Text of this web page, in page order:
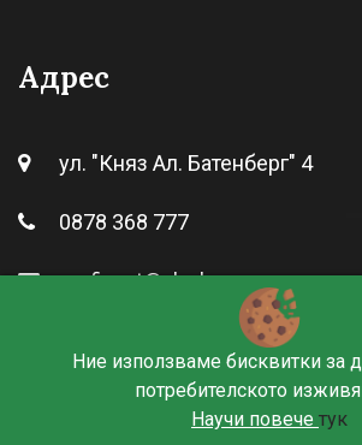
Ние използваме бисквитки за
потребителското
Научи повече тук
Адрес
ул. "Княз Ал. Батенберг" 4
0878 368 777
profix_vt@abv.bg
Пон - Петък 09:00 - 18:00